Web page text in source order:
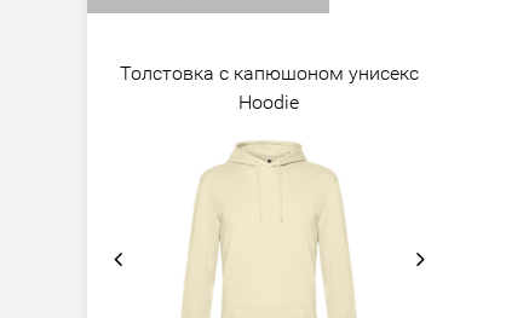
Толстовка с капюшоном унисекс
Hoodie